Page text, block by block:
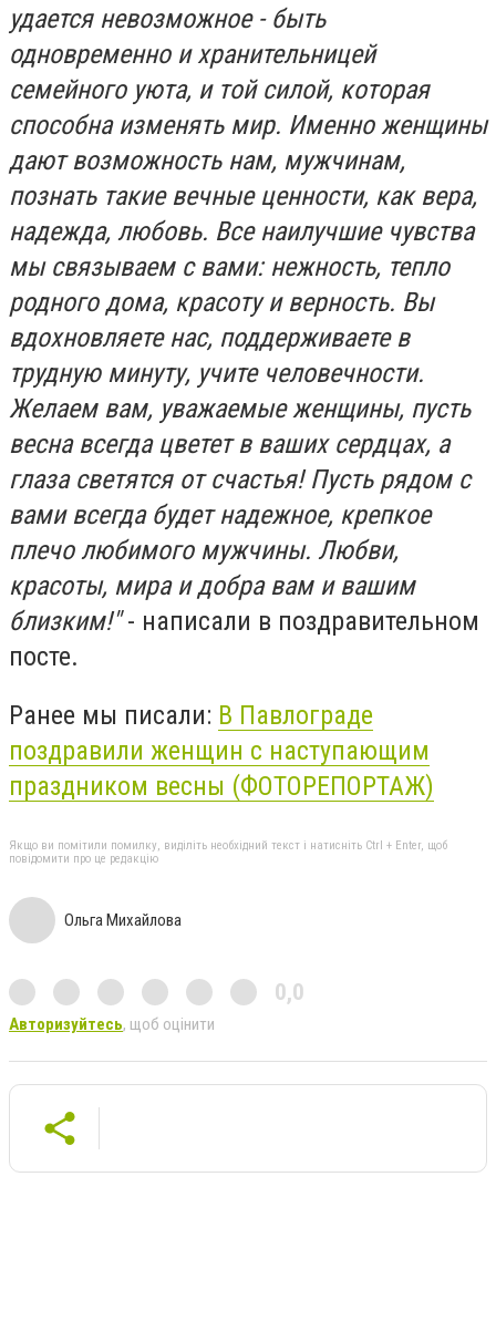
удается невозможное - быть
одновременно и хранительницей
семейного уюта, и той силой, которая
способна изменять мир. Именно женщины
дают возможность нам, мужчинам,
познать такие вечные ценности, как вера,
надежда, любовь. Все наилучшие чувства
мы связываем с вами: нежность, тепло
родного дома, красоту и верность. Вы
вдохновляете нас, поддерживаете в
трудную минуту, учите человечности.
Желаем вам, уважаемые женщины, пусть
весна всегда цветет в ваших сердцах, а
глаза светятся от счастья! Пусть рядом с
вами всегда будет надежное, крепкое
плечо любимого мужчины. Любви,
красоты, мира и добра вам и вашим
близким!"- написали в поздравительном
посте.
Ранее мы писали: В Павлограде
поздравили женщин с наступающим
праздником весны (ФОТОРЕПОРТАЖ)
Якщо ви помітили помилку, виділіть необхідний текст і натисніть Ctrl + Enter, щоб
повідомити про це редакцію
Ольга Михайлова
0,0
Авторизуйтесь, щоб оцінити